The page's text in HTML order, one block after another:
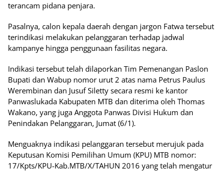
terancam pidana penjara.
Pasalnya, calon kepala daerah dengan jargon Fatwa tersebut
terindikasi melakukan pelanggaran terhadap jadwal
kampanye hingga penggunaan fasilitas negara.
Indikasi tersebut telah dilaporkan Tim Pemenangan Paslon
Bupati dan Wabup nomor urut 2 atas nama Petrus Paulus
Werembinan dan Jusuf Siletty secara resmi ke kantor
Panwaslukada Kabupaten MTB dan diterima oleh Thomas
Wakano, yang juga Anggota Panwas Divisi Hukum dan
Penindakan Pelanggaran, Jumat (6/1).
Menguaknya indikasi pelanggaran tersebut merujuk pada
Keputusan Komisi Pemilihan Umum (KPU) MTB nomor:
17/Kpts/KPU-Kab.MTB/X/TAHUN 2016 yang telah mengatur